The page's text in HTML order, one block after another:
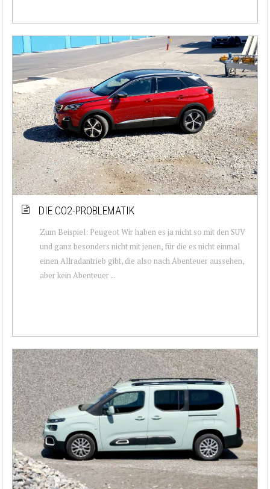
DIE CO2-PROBLEMATIK
Zum Beispiel: Peugeot Wir haben es ja nicht so mit den SUV
und ganz besonders nicht mit jenen, für die es nicht einmal
einen Allradantrieb gibt, die also nach Abenteuer aussehen,
aber kein Abenteuer ...